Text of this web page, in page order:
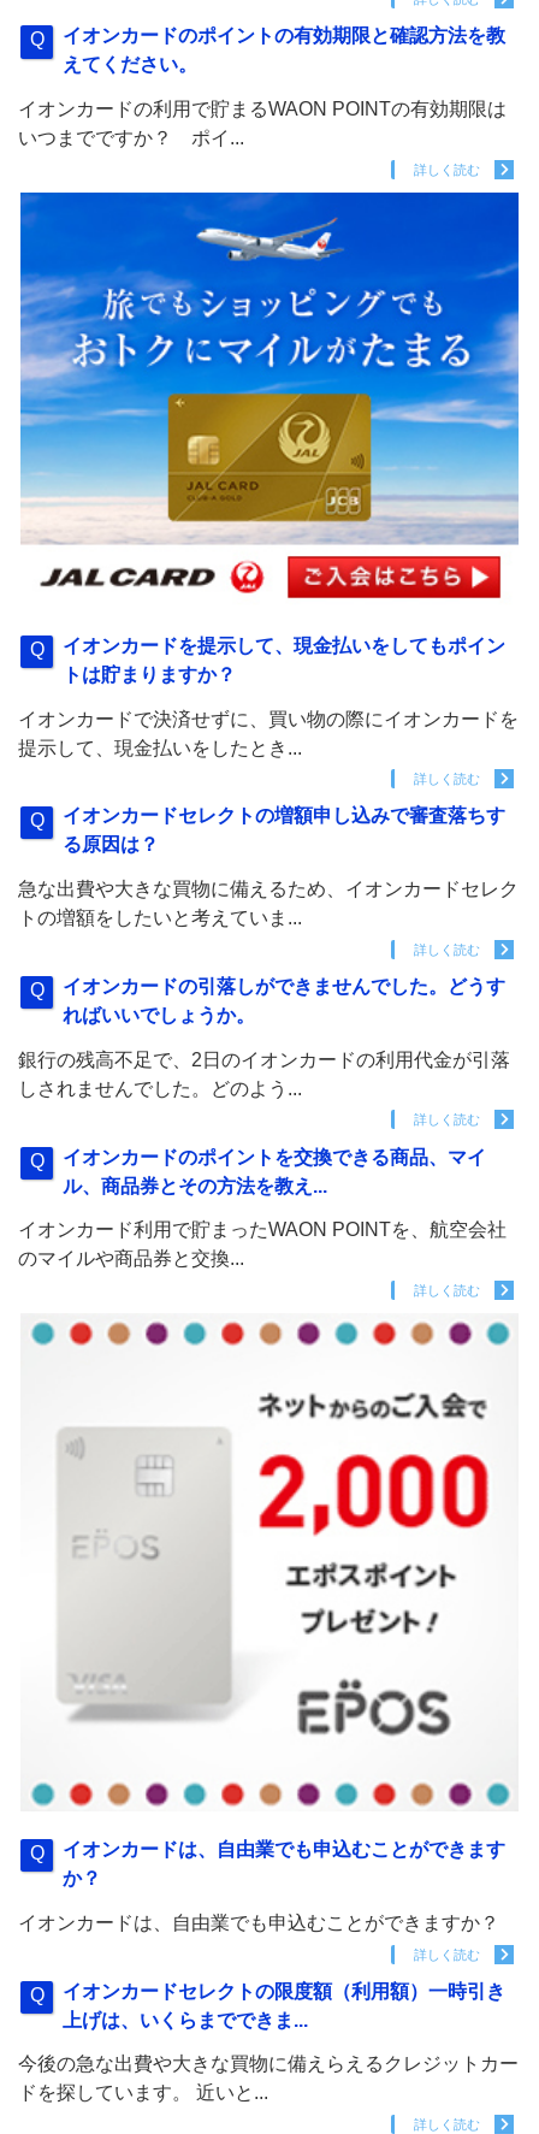
イオンカードのポイントの有効期限と確認方法を教
えてください。
イオンカードの利用で貯まるWAON POINTの有効期限は
いつまでですか？ ポイ...
詳しく読む
イオンカードを提示して、現金払いをしてもポイン
トは貯まりますか？
イオンカードで決済せずに、買い物の際にイオンカードを
提示して、現金払いをしたとき...
詳しく読む
イオンカードセレクトの増額申し込みで審査落ちす
る原因は？
急な出費や大きな買物に備えるため、イオンカードセレク
トの増額をしたいと考えていま...
詳しく読む
イオンカードの引落しができませんでした。どうす
ればいいでしょうか。
銀行の残高不足で、2日のイオンカードの利用代金が引落
しされませんでした。どのよう...
詳しく読む
イオンカードのポイントを交換できる商品、マイ
ル、商品券とその方法を教え...
イオンカード利用で貯まったWAON POINTを、航空会社
のマイルや商品券と交換...
詳しく読む
イオンカードは、自由業でも申込むことができます
か？
イオンカードは、自由業でも申込むことができますか？
詳しく読む
イオンカードセレクトの限度額（利用額）一時引き
上げは、いくらまでできま...
今後の急な出費や大きな買物に備えらえるクレジットカー
ドを探しています。 近いと...
詳しく読む